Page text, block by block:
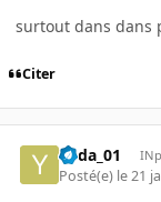
surtout dans dans
Citer
Yoda_01
Posté(e) le 21